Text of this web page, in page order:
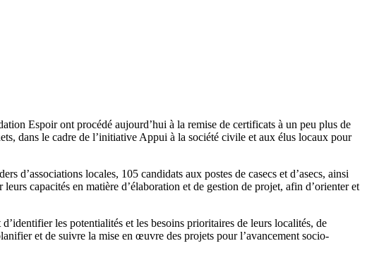
Espoir ont procédé aujourd’hui à la remise de certificats à un peu plus de
dans le cadre de l’initiative Appui à la société civile et aux élus locaux pour
d’associations locales, 105 candidats aux postes de casecs et d’asecs, ainsi
capacités en matière d’élaboration et de gestion de projet, afin d’orienter et
les potentialités et les besoins prioritaires de leurs localités, de
et de suivre la mise en œuvre des projets pour l’avancement socio-